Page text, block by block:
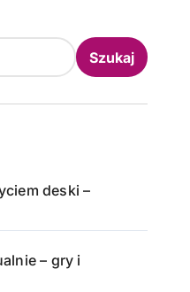
Szukaj
deski –
– gry i